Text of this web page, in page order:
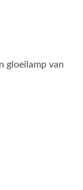
gloeilamp van